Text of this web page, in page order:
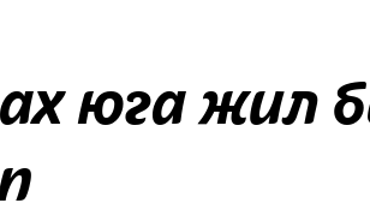
юга жил